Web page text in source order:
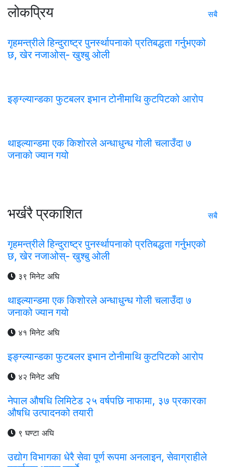
लोकप्रिय सबै
गृहमन्त्रीले हिन्दुराष्ट्र पुनर्स्थापनाको प्रतिबद्धता गर्नुभएको
छ, खेर नजाओस्- खुश्बु ओली
इङ्ग्ल्यान्डका फुटबलर इभान टोनीमाथि कुटपिटको आरोप
थाइल्यान्डमा एक किशोरले अन्धाधुन्ध गोली चलाउँदा ७
जनाको ज्यान गयो
भर्खरै प्रकाशित सबै
गृहमन्त्रीले हिन्दुराष्ट्र पुनर्स्थापनाको प्रतिबद्धता गर्नुभएको
छ, खेर नजाओस्- खुश्बु ओली
३९ मिनेट अघि
थाइल्यान्डमा एक किशोरले अन्धाधुन्ध गोली चलाउँदा ७
जनाको ज्यान गयो
४१ मिनेट अघि
इङ्ग्ल्यान्डका फुटबलर इभान टोनीमाथि कुटपिटको आरोप
४२ मिनेट अघि
नेपाल औषधि लिमिटेड २५ वर्षपछि नाफामा, ३७ प्रकारका
औषधि उत्पादनको तयारी
९ घण्टा अघि
उद्योग विभागका धेरै सेवा पूर्ण रूपमा अनलाइन, सेवाग्राहीले